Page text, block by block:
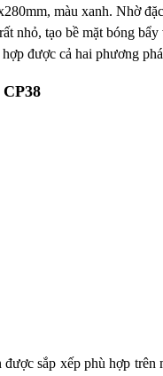
màu xanh. Nhờ
nhỏ, tạo bề mặt bóng
được cả hai phương
sắp xếp phù hợp